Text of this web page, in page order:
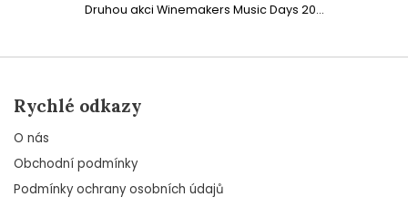
Druhou akci Winemakers Music Days 20...
Rychlé odkazy
O nás
Obchodní podmínky
Podmínky ochrany osobních údajů